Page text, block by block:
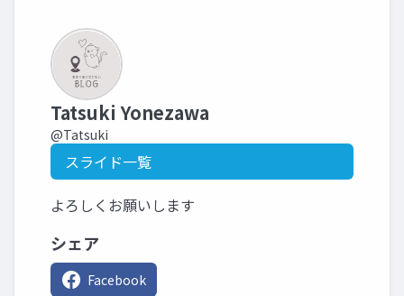
Tatsuki Yonezawa
@Tatsuki
スライド一覧
よろしくお願いします
シェア
Facebook